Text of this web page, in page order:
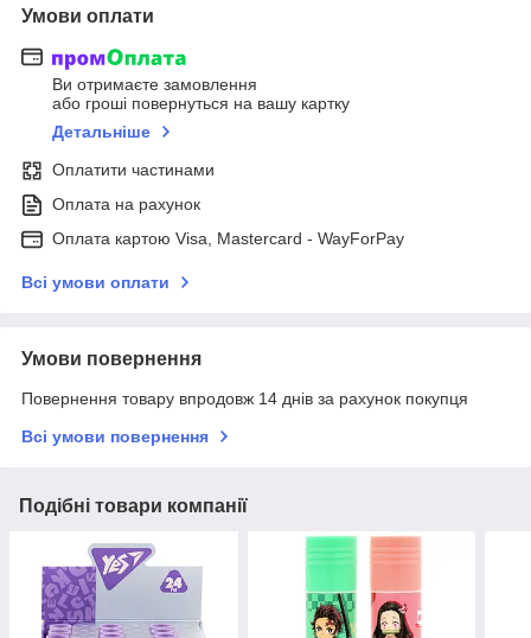
Умови оплати
Ви отримаєте замовлення
або гроші повернуться на вашу картку
Детальніше
Оплатити частинами
Оплата на рахунок
Оплата картою Visa, Mastercard - WayForPay
Всі умови оплати
Умови повернення
Повернення товару впродовж 14 днів за рахунок покупця
Всі умови повернення
Подібні товари компанії